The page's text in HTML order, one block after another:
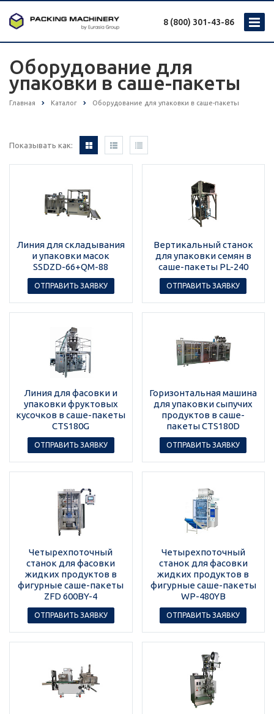
8 (800) 301-43-86
Оборудование для
упаковки в саше-пакеты
Главная Каталог Оборудование для упаковки в саше-пакеты
Показывать как:
Линия для складывания
и упаковки масок
SSDZD-66+QM-88
ОТПРАВИТЬ ЗАЯВКУ
Вертикальный станок
для упаковки семян в
саше-пакеты PL-240
ОТПРАВИТЬ ЗАЯВКУ
Линия для фасовки и
упаковки фруктовых
кусочков в саше-пакеты
CTS180G
ОТПРАВИТЬ ЗАЯВКУ
Горизонтальная машина
для упаковки сыпучих
продуктов в саше-
пакеты CTS180D
ОТПРАВИТЬ ЗАЯВКУ
Четырехпоточный
станок для фасовки
жидких продуктов в
фигурные саше-пакеты
ZFD 600BY-4
ОТПРАВИТЬ ЗАЯВКУ
Четырехпоточный
станок для фасовки
жидких продуктов в
фигурные саше-пакеты
WP-480YB
ОТПРАВИТЬ ЗАЯВКУ